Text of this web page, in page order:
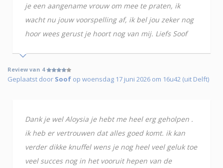
je een aangename vrouw om mee te praten, ik
wacht nu jouw voorspelling af, ik bel jou zeker nog
hoor wees gerust je hoort nog van mij. Liefs Soof
Review van 4
Geplaatst door Soof op woensdag 17 juni 2026 om 16u42 (uit Delft)
Dank je wel Aloysia je hebt me heel erg geholpen .
ik heb er vertrouwen dat alles goed komt. ik kan
verder dikke knuffel wens je nog heel veel geluk toe
veel succes nog in het vooruit hepen van de